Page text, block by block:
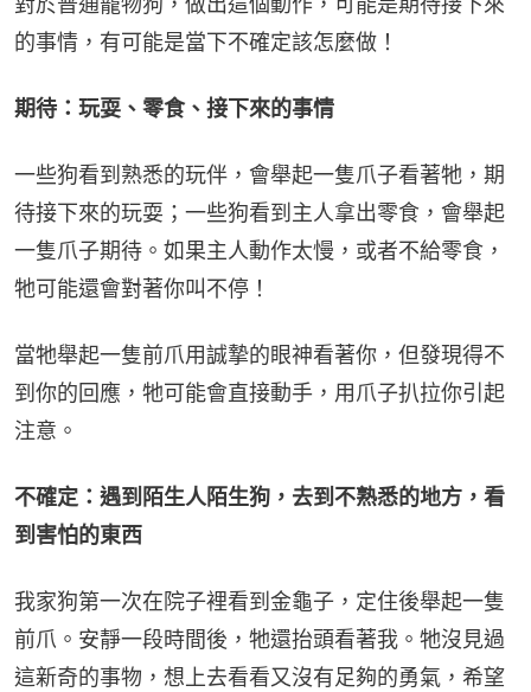
的事情，有可能是當下不確定該怎麼做！
期待：玩耍、零食、接下來的事情
一些狗看到熟悉的玩伴，會舉起一隻爪子看著牠，期
待接下來的玩耍；一些狗看到主人拿出零食，會舉起
一隻爪子期待。如果主人動作太慢，或者不給零食，
牠可能還會對著你叫不停！
當牠舉起一隻前爪用誠摯的眼神看著你，但發現得不
到你的回應，牠可能會直接動手，用爪子扒拉你引起
注意。
不確定：遇​​到陌生人陌生狗，去到不熟悉的地方，看
到害怕的東西
我家狗第一次在院子裡看到金龜子，定住後舉起一隻
前爪。安靜一段時間後，牠還抬頭看著我。牠沒見過
這新奇的事物，想上去看看又沒有足夠的勇氣，希望